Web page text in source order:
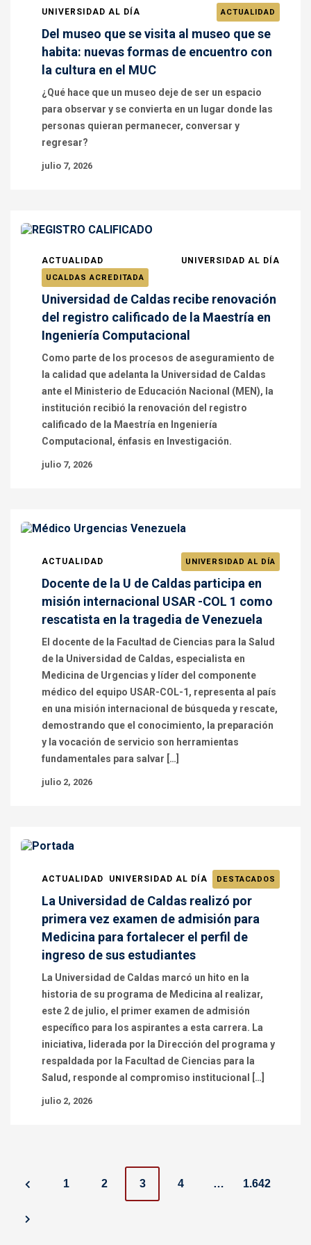
UNIVERSIDAD AL DÍA ACTUALIDAD
Del museo que se visita al museo que se
habita: nuevas formas de encuentro con
la cultura en el MUC
¿Qué hace que un museo deje de ser un espacio
para observar y se convierta en un lugar donde las
personas quieran permanecer, conversar y
regresar?
julio 7, 2026
ACTUALIDAD UNIVERSIDAD AL DÍA
UCALDAS ACREDITADA
Universidad de Caldas recibe renovación
del registro calificado de la Maestría en
Ingeniería Computacional
Como parte de los procesos de aseguramiento de
la calidad que adelanta la Universidad de Caldas
ante el Ministerio de Educación Nacional (MEN), la
institución recibió la renovación del registro
calificado de la Maestría en Ingeniería
Computacional, énfasis en Investigación.
julio 7, 2026
ACTUALIDAD UNIVERSIDAD AL DÍA
Docente de la U de Caldas participa en
misión internacional USAR -COL 1 como
rescatista en la tragedia de Venezuela
El docente de la Facultad de Ciencias para la Salud
de la Universidad de Caldas, especialista en
Medicina de Urgencias y líder del componente
médico del equipo USAR-COL-1, representa al país
en una misión internacional de búsqueda y rescate,
demostrando que el conocimiento, la preparación
y la vocación de servicio son herramientas
fundamentales para salvar […]
julio 2, 2026
ACTUALIDAD UNIVERSIDAD AL DÍA DESTACADOS
La Universidad de Caldas realizó por
primera vez examen de admisión para
Medicina para fortalecer el perfil de
ingreso de sus estudiantes
La Universidad de Caldas marcó un hito en la
historia de su programa de Medicina al realizar,
este 2 de julio, el primer examen de admisión
específico para los aspirantes a esta carrera. La
iniciativa, liderada por la Dirección del programa y
respaldada por la Facultad de Ciencias para la
Salud, responde al compromiso institucional […]
julio 2, 2026
P
o
1 2 3 4 … 1.642